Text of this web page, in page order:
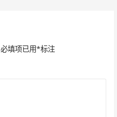
必填项已用*标注